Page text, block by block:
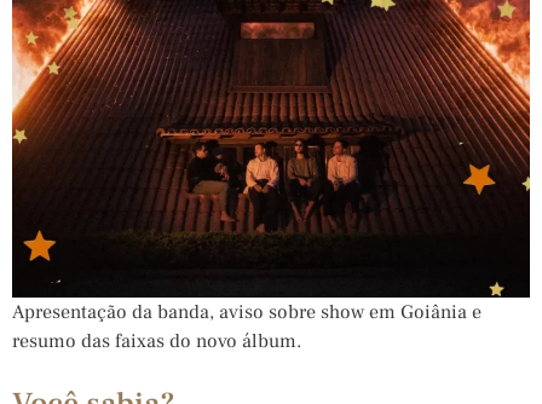
Apresentação da banda, aviso sobre show em Goiânia e
resumo das faixas do novo álbum.